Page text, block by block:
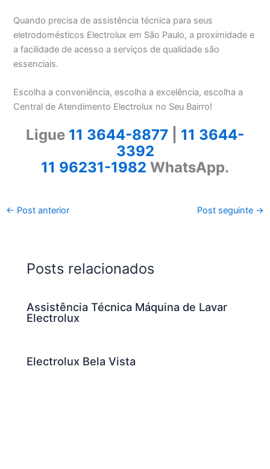
Quando precisa de assistência técnica para seus
eletrodomésticos Electrolux em São Paulo, a proximidade e
a facilidade de acesso a serviços de qualidade são
essenciais.
Escolha a conveniência, escolha a excelência, escolha a
Central de Atendimento Electrolux no Seu Bairro!
Ligue 11 3644-8877
11 3644-
3392
11 96231-1982 WhatsApp.
← Post anterior Post seguinte →
Posts relacionados
Assistência Técnica Máquina de Lavar
Electrolux
Electrolux Bela Vista